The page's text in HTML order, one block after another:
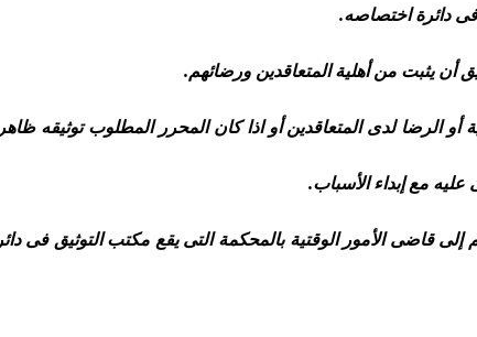
فى دائرة اختصاصه.
أن يثبت من أهلية المتعاقدين ورضائهم.
أو الرضا لدى المتعاقدين أو اذا كان المحرر المطلوب توثيقه
مع إبداء الأسباب.
قاضى الأمور الوقتية بالمحكمة التى يقع مكتب التوثيق فى